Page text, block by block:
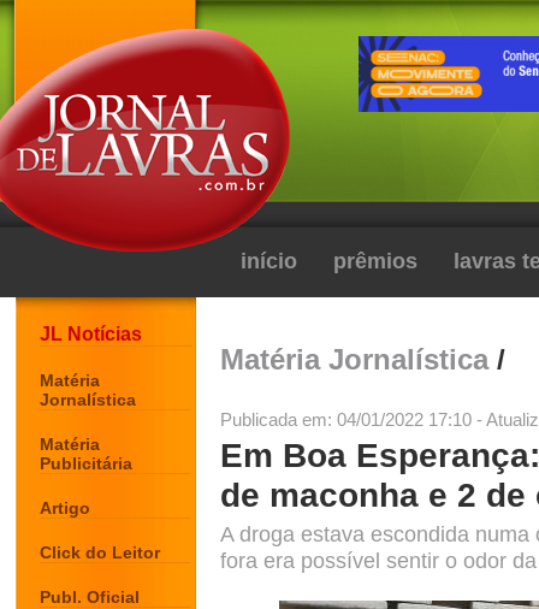
início prêmios lavras
JL Notícias
Matéria
Jornalística
Matéria
Publicitária
Artigo
Click do Leitor
Publ. Oficial
Matéria Jornalística/
Publicada em: 04/01/2022 17:10 -
Em Boa
de maconha e 2 de
A droga estava escondida
fora era possível sentir o odor